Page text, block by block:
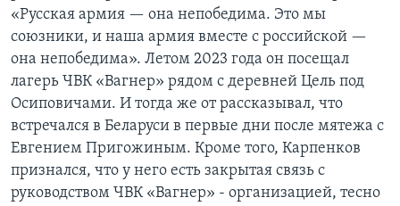
«Русская армия — она непобедима. Это мы
союзники, и наша армия вместе с российской —
она непобедима». Летом 2023 года он посещал
лагерь ЧВК «Вагнер» рядом с деревней Цель под
Осиповичами. И тогда же от рассказывал, что
встречался в Беларуси в первые дни после мятежа с
Евгением Пригожиным. Кроме того, Карпенков
признался, что у него есть закрытая связь с
руководством ЧВК «Вагнер» - организацией, тесно